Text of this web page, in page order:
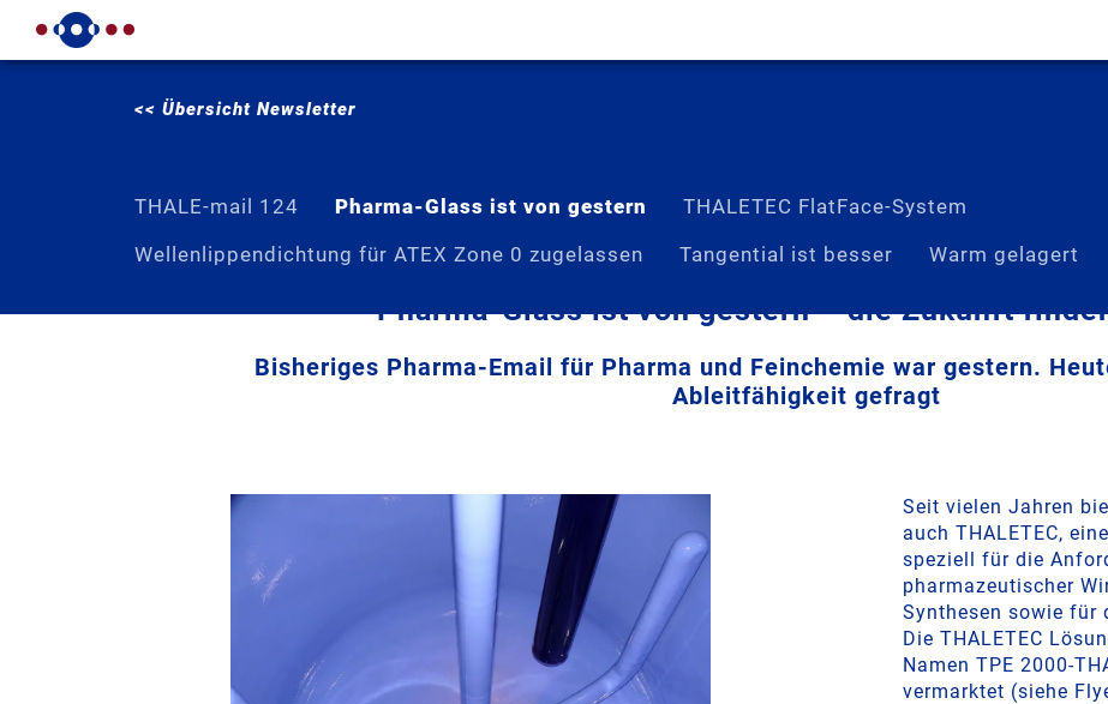
<< Übersicht Newsletter
THALE-mail 124 Pharma-Glass ist von gestern
THALETEC FlatFace-System
Wellenlippendichtung für ATEX Zone 0 zugelassen
Tangential ist besser Warm gelagert
Pharma-Glass ist von gestern – die Zukunft
Bisheriges Pharma-Email für Pharma und Feinchemie war gestern.
Ableitfähigkeit gefragt
Seit vielen Jahren
auch THALETEC,
speziell für die
pharmazeutischer
Synthesen sowie für
Die THALETEC
Namen TPE 2000-
vermarktet (siehe